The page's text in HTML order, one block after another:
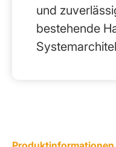
und
bestehende